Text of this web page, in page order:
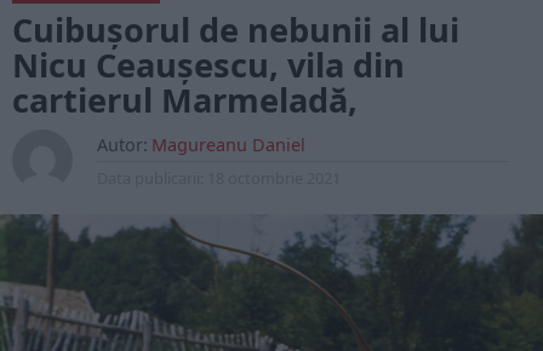
Cuibuşorul de nebunii al lui
Nicu Ceauşescu, vila din
cartierul Marmeladă,
Autor: Magureanu Daniel